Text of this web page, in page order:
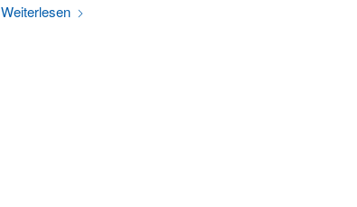
Weiterlesen